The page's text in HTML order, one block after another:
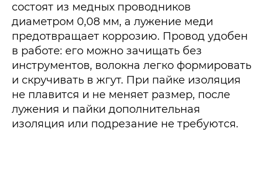
состоят из медных проводников
диаметром 0,08 мм, а лужение меди
предотвращает коррозию. Провод удобен
в работе: его можно зачищать без
инструментов, волокна легко формировать
и скручивать в жгут. При пайке изоляция
не плавится и не меняет размер, после
лужения и пайки дополнительная
изоляция или подрезание не требуются.